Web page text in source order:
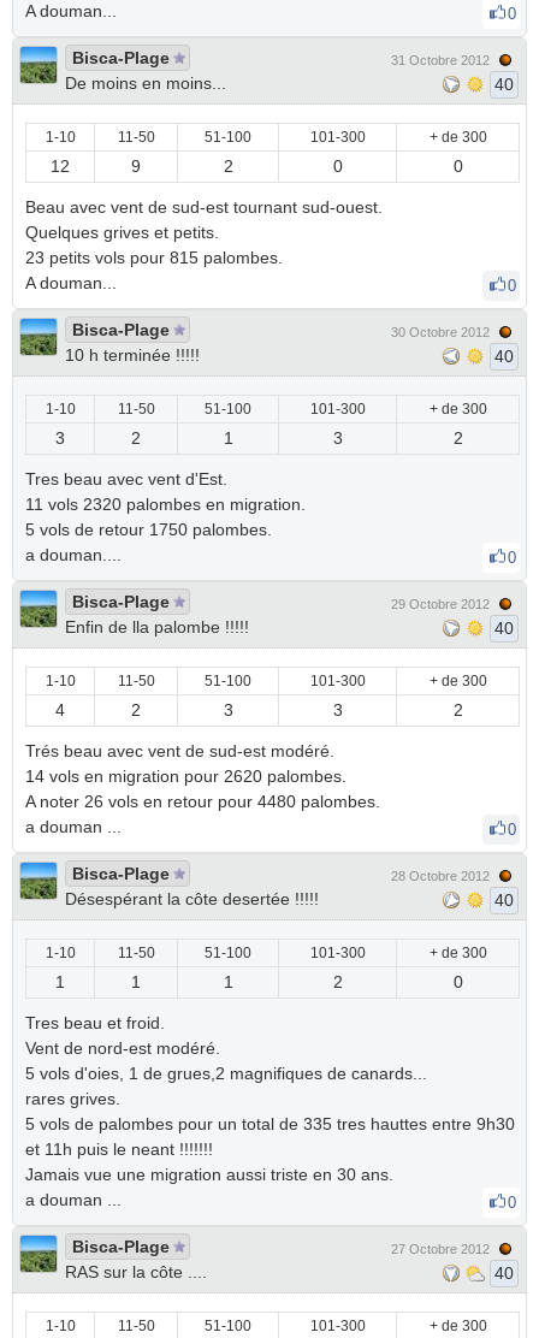
A douman...
0
Bisca-Plage
De moins en moins...
31 Octobre 2012
40
1-10 11-50 51-100 101-300 + de 300
12 9 2 0 0
Beau avec vent de sud-est tournant sud-ouest.
Quelques grives et petits.
23 petits vols pour 815 palombes.
A douman...
0
Bisca-Plage
10 h terminée !!!!!
30 Octobre 2012
40
1-10 11-50 51-100 101-300 + de 300
3 2 1 3 2
Tres beau avec vent d'Est.
11 vols 2320 palombes en migration.
5 vols de retour 1750 palombes.
a douman....
0
Bisca-Plage
Enfin de lla palombe !!!!!
29 Octobre 2012
40
1-10 11-50 51-100 101-300 + de 300
4 2 3 3 2
Trés beau avec vent de sud-est modéré.
14 vols en migration pour 2620 palombes.
A noter 26 vols en retour pour 4480 palombes.
a douman ...
0
Bisca-Plage
Désespérant la côte desertée !!!!!
28 Octobre 2012
40
1-10 11-50 51-100 101-300 + de 300
1 1 1 2 0
Tres beau et froid.
Vent de nord-est modéré.
5 vols d'oies, 1 de grues,2 magnifiques de canards...
rares grives.
5 vols de palombes pour un total de 335 tres hauttes entre 9h30
et 11h puis le neant !!!!!!!
Jamais vue une migration aussi triste en 30 ans.
a douman ...
0
Bisca-Plage
RAS sur la côte ....
27 Octobre 2012
40
1-10 11-50 51-100 101-300 + de 300